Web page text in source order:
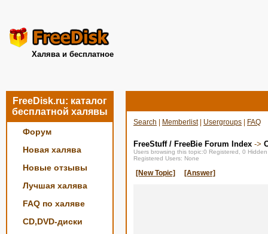
Халява и бесплатное
FreeDisk.ru: каталог
бесплатной халявы
Форум
Новая халява
Новые отзывы
Лучшая халява
FAQ по халяве
CD,DVD-диски
Search Memberlist| Usergroups FAQ
FreeStuff / FreeBie Forum Index ->
Users browsing this topic:0 Registered, 0
Registered Users: None
[New Topic] [Answer]